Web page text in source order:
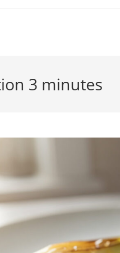
3 minutes